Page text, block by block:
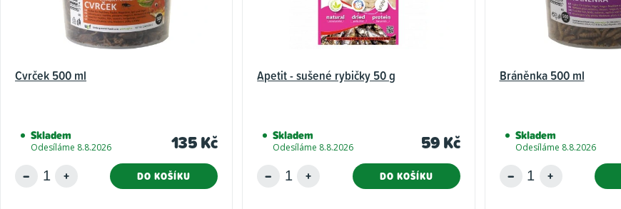
Cvrček 500 ml
Skladem
Odesíláme 8.8.2026 135 Kč
DO KOŠÍKU
Apetit - sušené rybičky 50 g
Skladem
Odesíláme 8.8.2026 59 Kč
DO KOŠÍKU
Bráněnka 500 ml
Skladem
Odesíláme 8.8.2026